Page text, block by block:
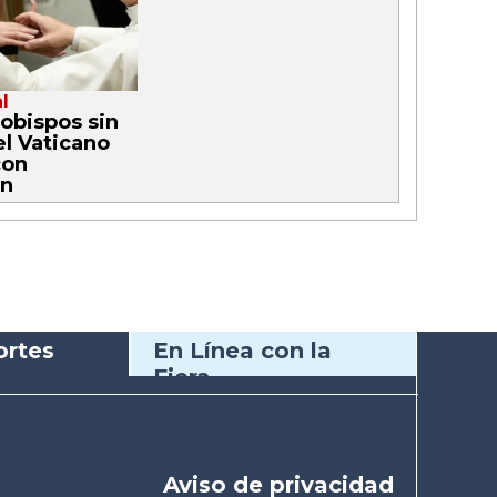
sin
Vaticano
En Línea con la
Fiera
Aviso de privacidad